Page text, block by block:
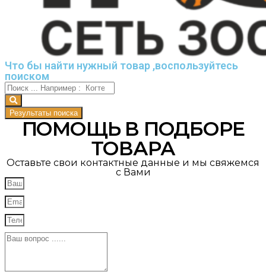
Что бы найти нужный товар ,воспользуйтесь
поиском
Результаты поиска
ПОМОЩЬ В ПОДБОРЕ
ТОВАРА
Оставьте свои контактные данные и мы свяжемся
с Вами